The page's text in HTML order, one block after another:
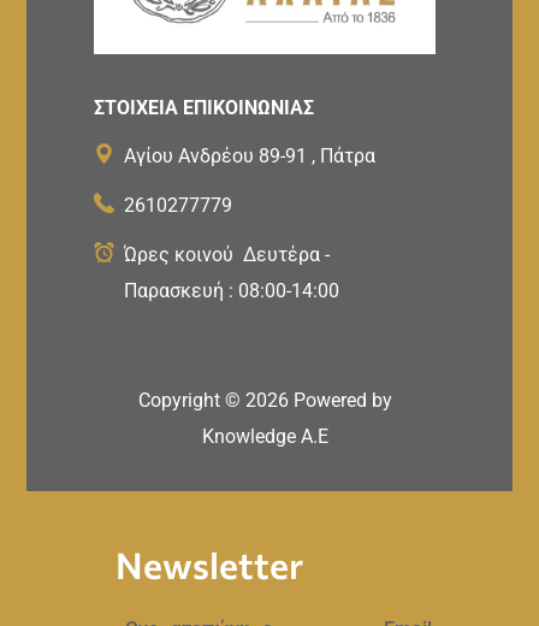
ΣΤΟΙΧΕΙΑ ΕΠΙΚΟΙΝΩΝΙΑΣ
Αγίου Ανδρέου 89-91 , Πάτρα
2610277779
Ώρες κοινού Δευτέρα -
Παρασκευή : 08:00-14:00
Copyright © 2026 Powered by
Knowledge A.E
Newsletter